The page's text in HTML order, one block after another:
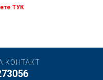
ТУК
КОНТАКТ